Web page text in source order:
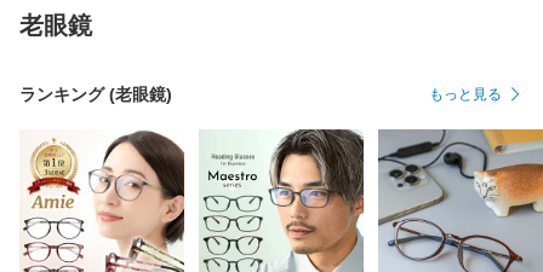
老眼鏡
ランキング (老眼鏡) もっと見る